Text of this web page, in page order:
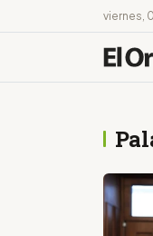
viernes,